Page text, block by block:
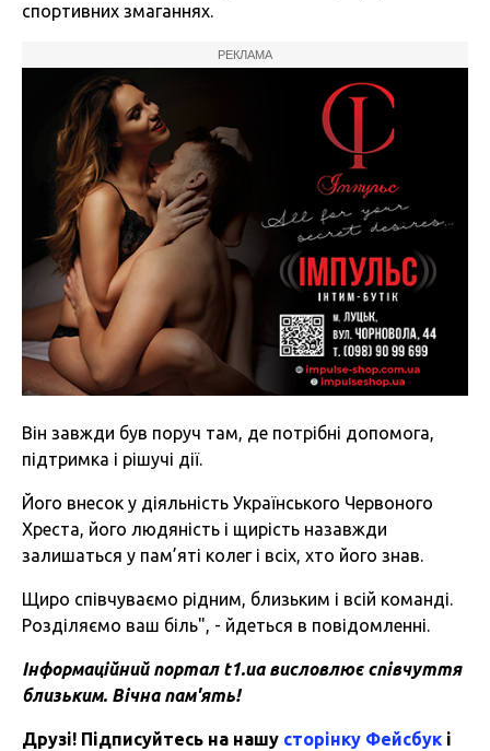
спортивних змаганнях.
РЕКЛАМА
Він завжди був поруч там, де потрібні допомога,
підтримка і рішучі дії.
Його внесок у діяльність Українського Червоного
Хреста, його людяність і щирість назавжди
залишаться у пам’яті колег і всіх, хто його знав.
Щиро співчуваємо рідним, близьким і всій команді.
Розділяємо ваш біль", - йдеться в повідомленні.
Інформаційний портал t1.ua висловлюєспівчуття
близьким. Вічна пам'ять!
Друзі! Підписуйтесь на нашу сторінку Фейсбук і